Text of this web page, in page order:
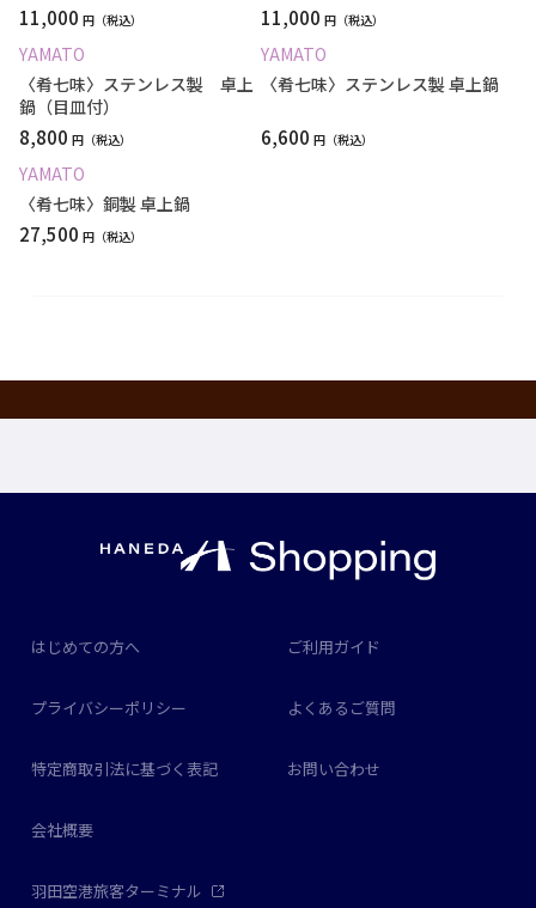
11,000 円 11,000 円
YAMATO
〈肴七味〉ステンレス製 卓上
鍋（目皿付）
8,800 円
YAMATO
〈肴七味〉ステンレス製 卓上鍋
6,600 円
YAMATO
〈肴七味〉銅製 卓上鍋
27,500 円
はじめての方へ ご利用ガイド
プライバシーポリシー よくあるご質問
特定商取引法に基づく表記 お問い合わせ
会社概要
羽田空港旅客ターミナル